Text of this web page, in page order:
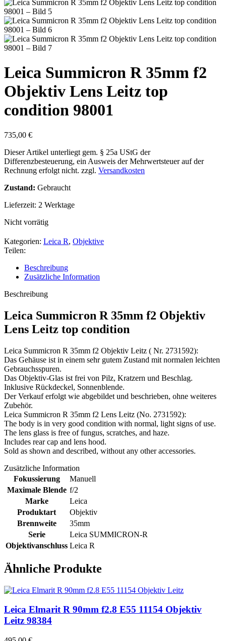
Leica Summicron R 35mm f2
Objektiv Lens Leitz top
condition 98001
735,00 €
Dieser Artikel unterliegt gem. § 25a UStG der
Differenzbesteuerung, ein Ausweis der Mehrwertsteuer auf der
Rechnung erfolgt nicht. zzgl. Versandkosten
Zustand: Gebraucht
Lieferzeit: 2 Werktage
Nicht vorrätig
Kategorien: Leica R, Objektive
Teilen:
Beschreibung
Zusätzliche Information
Beschreibung
Leica Summicron R 35mm f2 Objektiv
Lens Leitz top condition
Leica Summicron R 35mm f2 Objektiv Leitz ( Nr. 2731592):
Das Gehäuse ist in einem sehr gutem Zustand mit normalen leichten
Gebrauchsspuren.
Das Objektiv-Glas ist frei von Pilz, Kratzern und Beschlag.
Inklusive Rückdeckel, Sonnenblende.
Der Verkauf erfolgt wie abgebildet und beschrieben, ohne weiteres
Zubehör.
Leica Summicron R 35mm f2 Lens Leitz (No. 2731592):
The body is in very good condition with normal, light signs of use.
The lens glass is free of fungus, scratches, and haze.
Includes rear cap and lens hood.
Sold as shown and described, without any other accessories.
Zusätzliche Information
Fokussierung
Manuell
Maximale Blende f/2
Marke
Leica
Produktart
Objektiv
Brennweite
35mm
Serie
Leica SUMMICRON-R
Objektivanschluss Leica R
Ähnliche Produkte
Leica Elmarit R 90mm f2.8 E55 11154 Objektiv
Leitz 98384